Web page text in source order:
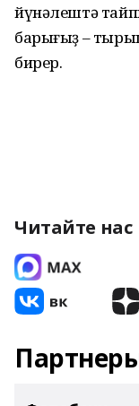
йүнәлештә
барығыҙ –
бирер.
Читайте нас